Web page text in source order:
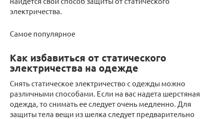
электричества.
Самое популярное
Как избавиться от статического
электричества на одежде
Снять статическое электричество с одежды можно
различными способами. Если на вас надета шерстяная
одежда, то снимать ее следует очень медленно. Для
защиты тела вещи из шелка следует предварительно